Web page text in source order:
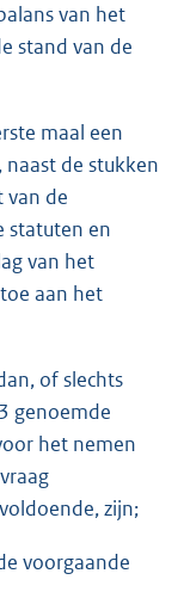
van het
stand van de
maal een
naast de stukken
van de
statuten en
van het
aan het
of slechts
genoemde
het nemen
zijn;
voorgaande